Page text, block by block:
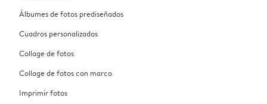
Álbumes de fotos prediseñados
Cuadros personalizados
Collage de fotos
Collage de fotos con marco
Imprimir fotos